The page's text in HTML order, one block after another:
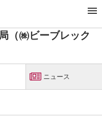
むら編集局（㈱ビーブレックス）
（㈱ビーブレック
ニュース